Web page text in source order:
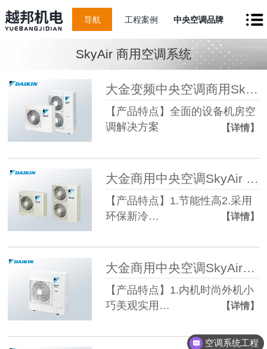
导航 工程案例 中央空调品牌
SkyAir 商用空调系统
大金变频中央空调商用SkyAir DQ 系列
【产品特点】全面的设备机房空
调解决方案
【详情】
大金商用中央空调SkyAir RXQ 标准系列变频多联机
【产品特点】1.节能性高2.采用
环保新冷…
【详情】
【产品特点】1.内机时尚外机小
巧美观实用…
【详情】
空调系统工程